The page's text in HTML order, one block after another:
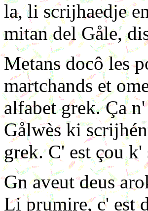
la, li scrijhaedje
mitan del Gåle,
Metans docô les
martchands et
alfabet grek. Ça
Gålwès ki
grek. C' est çou
Gn aveut deus
Li prumire, c' est